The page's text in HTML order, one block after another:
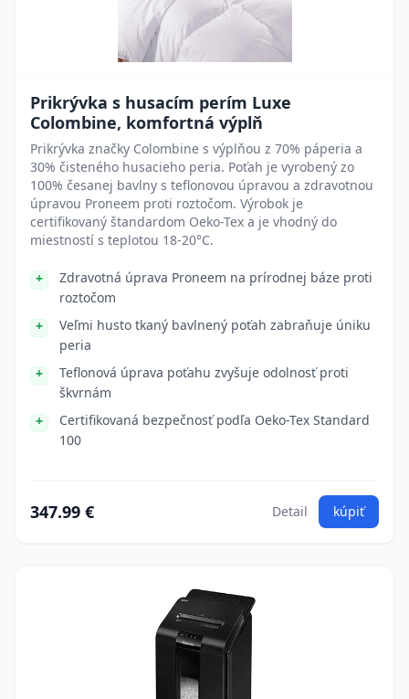
Prikrývka s husacím perím Luxe
Colombine, komfortná výplň
Prikrývka značky Colombine s výplňou z 70% páperia a
30% čisteného husacieho peria. Poťah je vyrobený zo
100% česanej bavlny s teflonovou úpravou a zdravotnou
úpravou Proneem proti roztočom. Výrobok je
certifikovaný štandardom Oeko-Tex a je vhodný do
miestností s teplotou 18-20°C.
Zdravotná úprava Proneem na prírodnej báze proti
roztočom
Veľmi husto tkaný bavlnený poťah zabraňuje úniku
peria
Teflonová úprava poťahu zvyšuje odolnosť proti
škvrnám
Certifikovaná bezpečnosť podľa Oeko-Tex Standard
100
347.99 € Detail kúpiť